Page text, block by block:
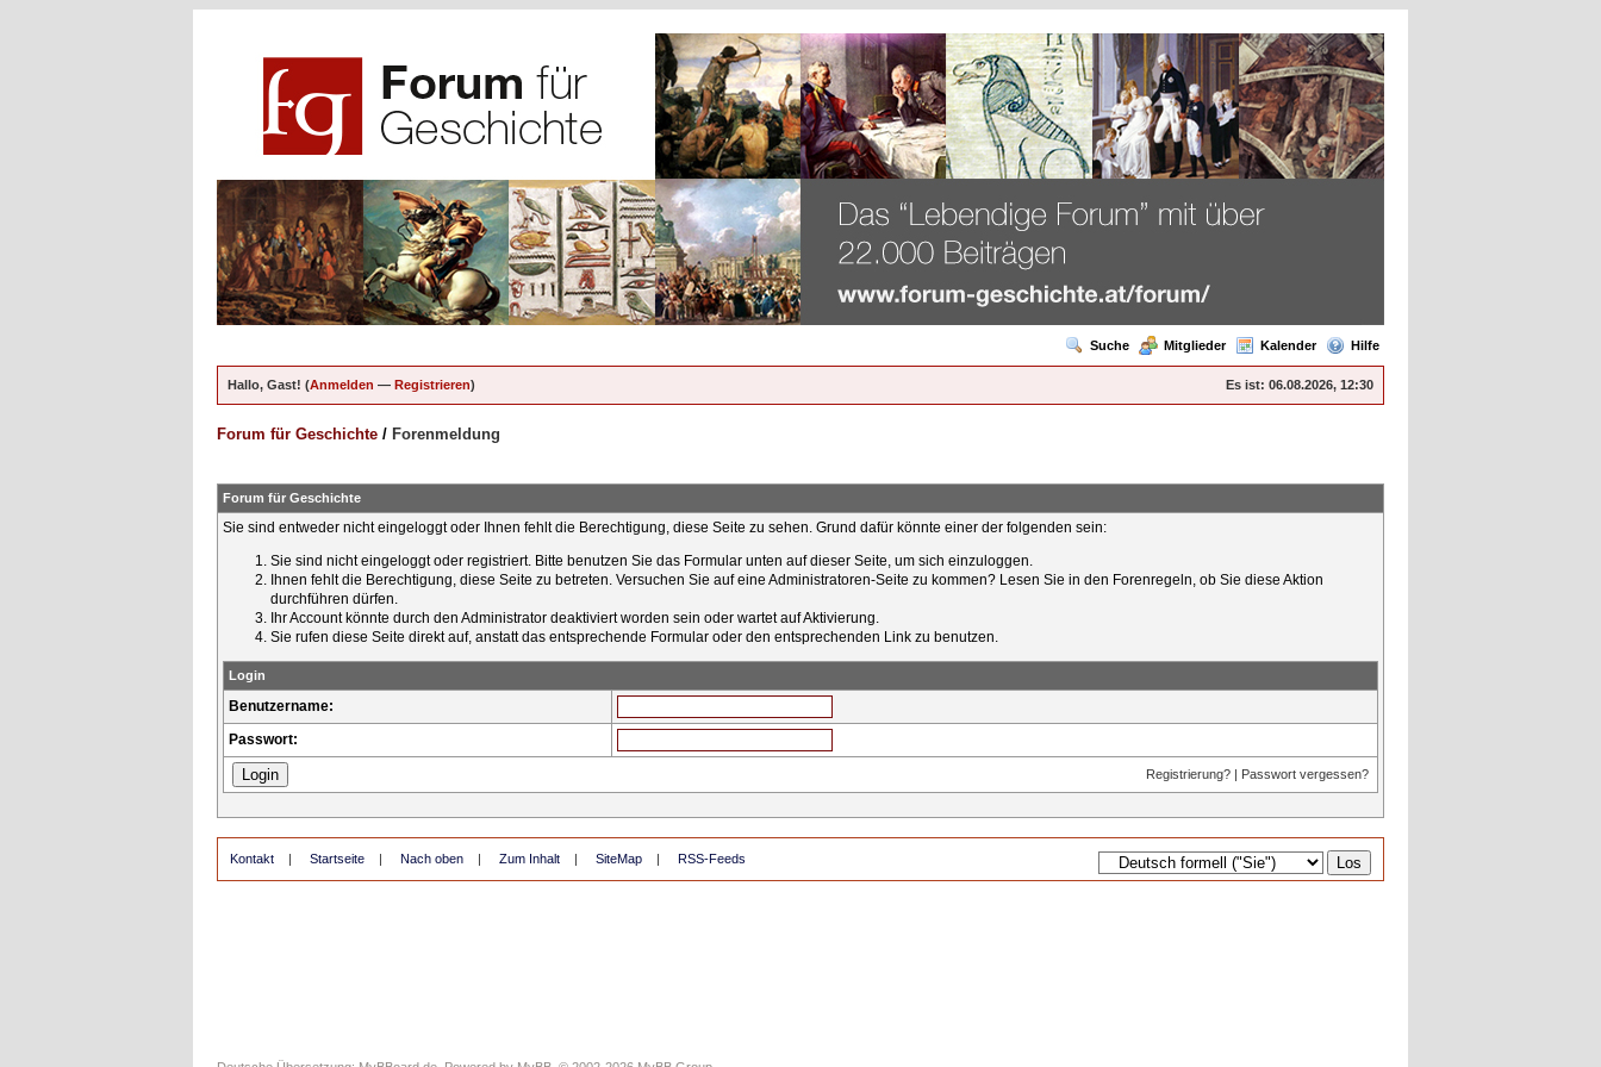
Suche Mitglieder Kalender Hilfe
Es ist: 06.08.2026, 12:30
Hallo, Gast! (Anmelden — Registrieren)
Forum für Geschichte / Forenmeldung
Forum für Geschichte
Sie sind entweder nicht eingeloggt oder Ihnen fehlt die Berechtigung, diese Seite zu sehen. Grund dafür könnte einer der folgenden sein:
Sie sind nicht eingeloggt oder registriert. Bitte benutzen Sie das Formular unten auf dieser Seite, um sich einzuloggen.
Ihnen fehlt die Berechtigung, diese Seite zu betreten. Versuchen Sie auf eine Administratoren-Seite zu kommen? Lesen Sie in den Forenregeln, ob Sie diese Aktion
durchführen dürfen.
Ihr Account könnte durch den Administrator deaktiviert worden sein oder wartet auf Aktivierung.
Sie rufen diese Seite direkt auf, anstatt das entsprechende Formular oder den entsprechenden Link zu benutzen.
Login
Benutzername:
Passwort:
Registrierung? | Passwort vergessen?
Kontakt | Startseite | Nach oben | Zum Inhalt | SiteMap | RSS-Feeds